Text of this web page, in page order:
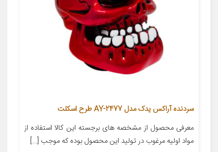
سردنده آراکس یدک مدل AY-2477 طرح اسکلت
معرفی محصول از مشخصه های برجسته این کالا استفاده از
مواد اولیه مرغوب در تولید این محصول بوده که موجب […]